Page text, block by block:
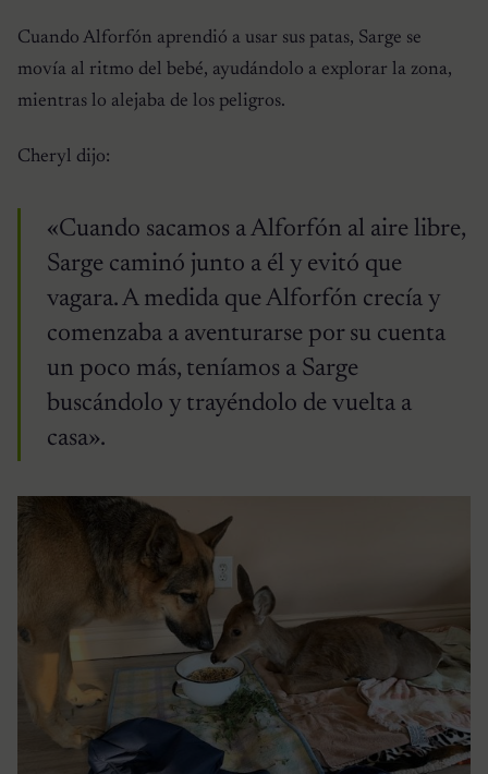
Cuando Alforfón aprendió a usar sus patas, Sarge se
movía al ritmo del bebé, ayudándolo a explorar la zona,
mientras lo alejaba de los peligros.
Cheryl dijo:
«Cuando sacamos a Alforfón al aire libre,
Sarge caminó junto a él y evitó que
vagara. A medida que Alforfón crecía y
comenzaba a aventurarse por su cuenta
un poco más, teníamos a Sarge
buscándolo y trayéndolo de vuelta a
casa».